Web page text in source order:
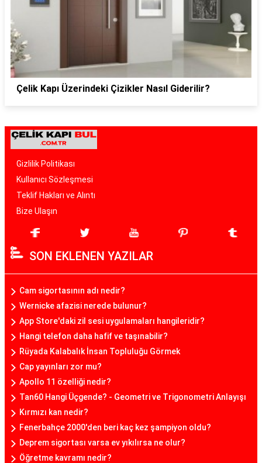
Çelik Kapı Üzerindeki Çizikler Nasıl Giderilir?
Gizlilik Politikası
Kullanıcı Sözleşmesi
Teklif Hakları ve Alıntı
Bize Ulaşın
SON EKLENEN YAZILAR
Cam sigortasının adı nedir?
Wernicke afazisi nerede bulunur?
App Store'daki zil sesi uygulamaları hangileridir?
Hangi telefon daha hafif ve taşınabilir?
Rüyada Kalabalık İnsan Topluluğu Görmek
Cap yayınları zor mu?
Apollo 11 özelliği nedir?
Tan60 Hangi Üçgende? - Geometri ve Trigonometri Anlayışı
Kırmızı kan nedir?
Fenerbahçe 2000'den beri kaç kez şampiyon oldu?
Deprem sigortası varsa ev yıkılırsa ne olur?
Öğretme kavramı nedir?